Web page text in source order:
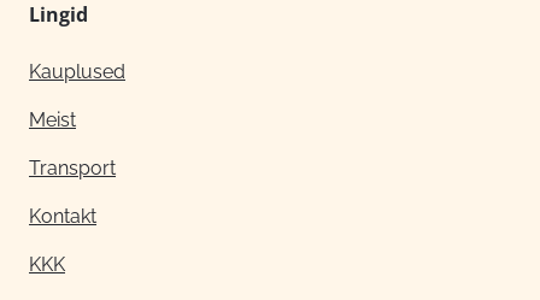
Lingid
Kauplused
Meist
Transport
Kontakt
KKK